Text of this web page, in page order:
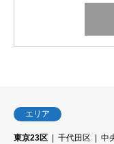
エリア
東京23区 千代田区 中